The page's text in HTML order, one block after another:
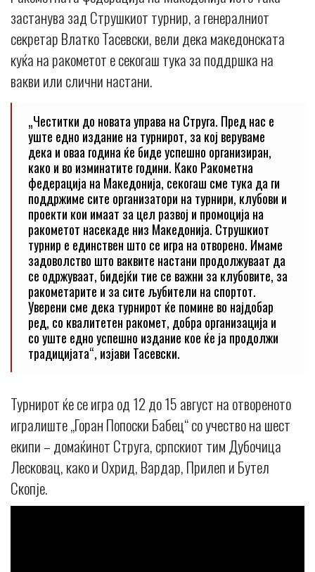
застанува зад Струшкиот турнир, а генералниот
секретар Влатко Тасевски, вели дека македонската
куќа на ракометот е секогаш тука за поддршка на
вакви или слични настани.
„Честитки до новата управа на Струга. Пред нас е
уште едно издание на турнирот, за кој веруваме
дека и оваа година ќе биде успешно организиран,
како и во изминатите години. Како Ракометна
федерација на Македонија, секогаш сме тука да ги
поддржиме сите организатори на турнири, клубови и
проекти кои имаат за цел развој и промоција на
ракометот насекаде низ Македонија. Струшкиот
турнир е единствен што се игра на отворено. Имаме
задоволство што ваквите настани продолжуваат да
се одржуваат, бидејќи тие се важни за клубовите, за
ракометарите и за сите љубители на спортот.
Уверени сме дека турнирот ќе помине во најдобар
ред, со квалитетен ракомет, добра организација и
со уште едно успешно издание кое ќе ја продолжи
традицијата“, изјави Тасевски.
Турнирот ќе се игра од 12 до 15 август на отвореното
игралиште „Горан Попоски Бабец“ со учество на шест
екипи – домаќинот Струга, српскиот тим Дубочица
Лесковац, како и Охрид, Вардар, Прилеп и Бутел
Скопје.